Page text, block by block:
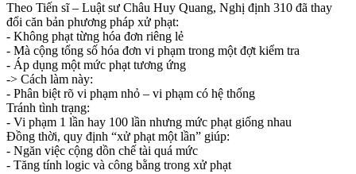
Theo Tiến sĩ – Luật sư Châu Huy Quang, Nghị định 310 đã thay
đổi căn bản phương pháp xử phạt:
- Không phạt từng hóa đơn riêng lẻ
- Mà cộng tổng số hóa đơn vi phạm trong một đợt kiểm tra
- Áp dụng một mức phạt tương ứng
-> Cách làm này:
- Phân biệt rõ vi phạm nhỏ – vi phạm có hệ thống
Tránh tình trạng:
- Vi phạm 1 lần hay 100 lần nhưng mức phạt giống nhau
Đồng thời, quy định “xử phạt một lần” giúp:
- Ngăn việc cộng dồn chế tài quá mức
- Tăng tính logic và công bằng trong xử phạt